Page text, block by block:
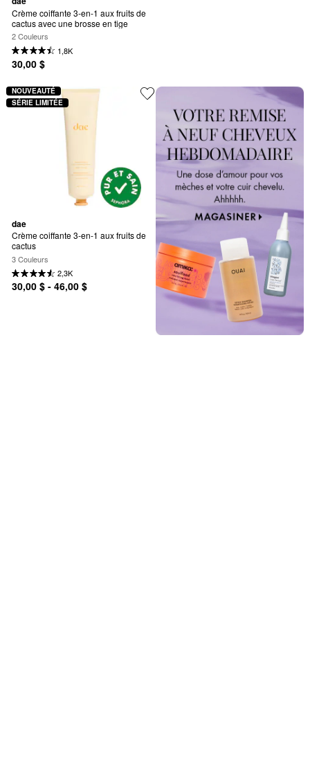
Crème coiffante 3-en-1 aux fruits de
cactus avec une brosse en tige
2 Couleurs
1,8K
30,00 $
dae
Crème coiffante 3-en-1 aux fruits de
cactus
3 Couleurs
2,3K
30,00 $ - 46,00 $
NOUVEAUTÉ
SÉRIE LIMITÉE